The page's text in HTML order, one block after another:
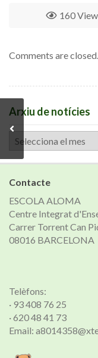
160
Comments are closed.
Arxiu de notícies
Arxiu
notícies
Contacte
ESCOLA ALOMA
Centre Integrat
Carrer Torrent Can
08016 BARCELONA
Telèfons:
· 93 408 76 25
· 620 48 41 73
Email: